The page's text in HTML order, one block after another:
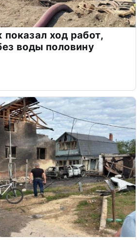
ход работ,
воды половину